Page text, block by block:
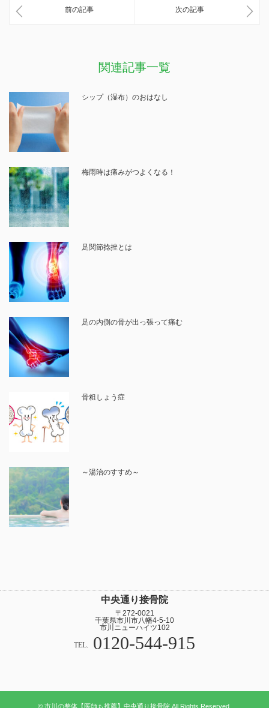
前の記事 次の記事
関連記事一覧
シップ（湿布）のおはなし
梅雨時は痛みがつよくなる！
足関節捻挫とは
足の内側の骨が出っ張って痛む
骨粗しょう症
～湯治のすすめ～
中央通り接骨院
〒272-0021
千葉県市川市八幡4-5-10
市川ニューハイツ102
TEL. 0120-544-915
© 市川の整体【医師も推薦】中央通り接骨院 All Rights Reserved.